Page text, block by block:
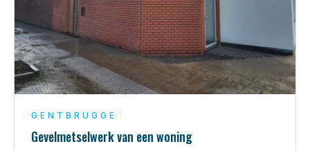
GENTBRUGGE
Gevelmetselwerk van een woning